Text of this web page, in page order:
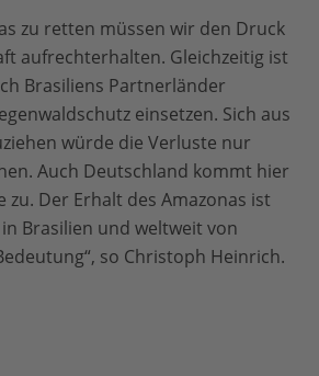
zu retten müssen wir den Druck
aufrechterhalten. Gleichzeitig ist
Brasiliens Partnerländer
einsetzen. Sich aus
würde die Verluste nur
Auch Deutschland kommt hier
zu. Der Erhalt des Amazonas ist
Brasilien und weltweit von
so Christoph Heinrich.